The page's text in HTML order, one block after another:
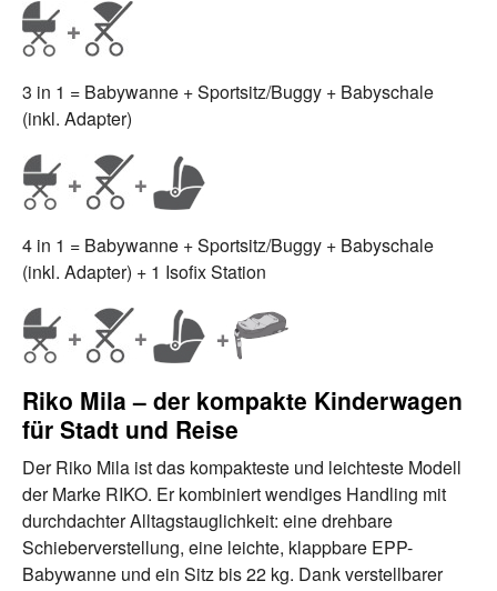
3 in 1 = Babywanne + Sportsitz/Buggy + Babyschale
(inkl. Adapter)
4 in 1 = Babywanne + Sportsitz/Buggy + Babyschale
(inkl. Adapter) + 1 Isofix Station
Riko Mila – der kompakte Kinderwagen
für Stadt und Reise
Der Riko Mila ist das kompakteste und leichteste Modell
der Marke RIKO. Er kombiniert wendiges Handling mit
durchdachter Alltagstauglichkeit: eine drehbare
Schieberverstellung, eine leichte, klappbare EPP-
Babywanne und ein Sitz bis 22 kg. Dank verstellbarer